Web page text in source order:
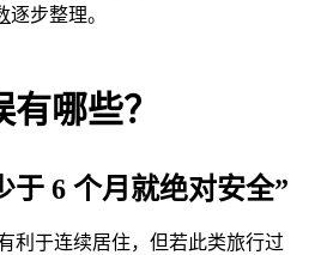
逐步整理。
哪些？
于 6 个月就绝对安全”
利于连续居住，但若此类旅行过